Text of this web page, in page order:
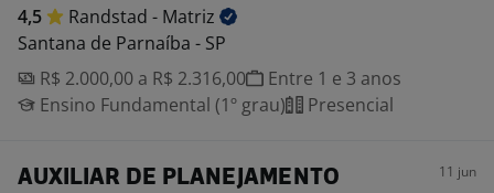
4,5 Randstad - Matriz
Santana de Parnaíba - SP
R$ 2.000,00 a R$ 2.316,00
Entre 1 e 3 anos
Ensino Fundamental (1º grau)
Presencial
AUXILIAR DE PLANEJAMENTO
11 jun